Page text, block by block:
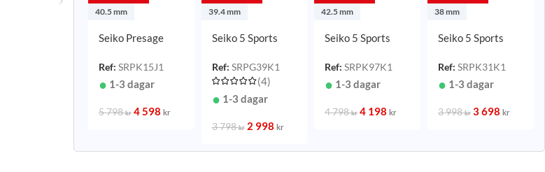
40.5 mm
Seiko Presage
Blå/Läder 40,5
mm
Ref: SRPK15J1
1-3 dagar
5 798kr 4 598 kr
39.4 mm
Seiko 5 Sports
Blå/Läder 39,4
mm
Ref: SRPG39K1
(4)
1-3 dagar
3 798kr 2 998 kr
42.5 mm
Seiko 5 Sports
Blå/Stål 42,5 mm
Ref:SRPK97K1
1-3 dagar
4 798kr 4 198kr
38 mm
Seiko 5 Sports
Champagne/Stål
38 mm
Ref:SRPK31K1
1-3 dagar
3 998kr 3 698kr